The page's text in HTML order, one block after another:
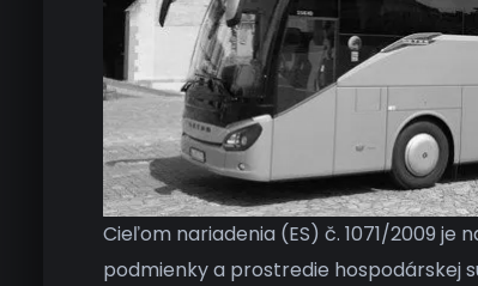
Cieľom nariadenia (ES) č. 1071/2009 je
podmienky a prostredie hospodárskej